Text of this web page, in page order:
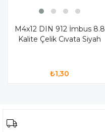
M4x12 DIN 912 İmbus 8.8
Kalite Çelik Cıvata Siyah
₺1,30